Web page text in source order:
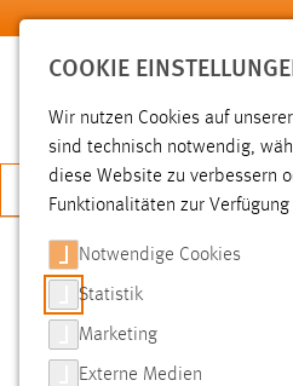
Zum Hauptinhalt springen
JETZT
SUCHE
FILTER
COOKIE
Wir nutzen Cookies auf
sind technisch notwendig,
diese Website zu verbessern
Funktionalitäten zur
Notwendige Cookies
Statistik
Marketing
Externe Medien